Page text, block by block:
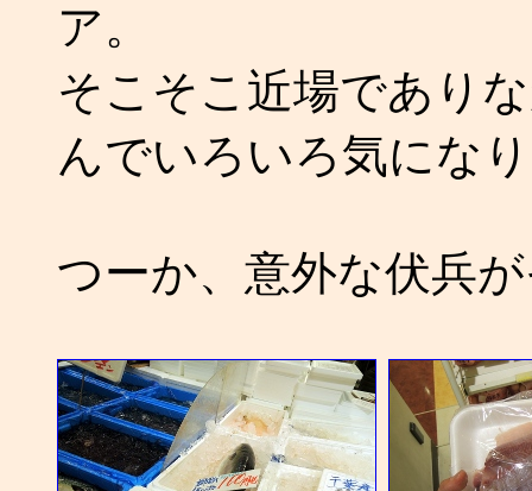
ア。
そこそこ近場であり
んでいろいろ気にな
つーか、意外な伏兵